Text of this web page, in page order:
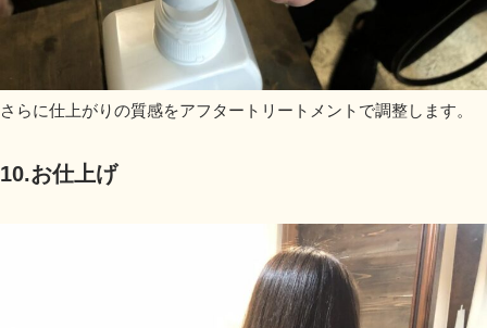
さらに仕上がりの質感をアフタートリートメントで調整します。
10.お仕上げ